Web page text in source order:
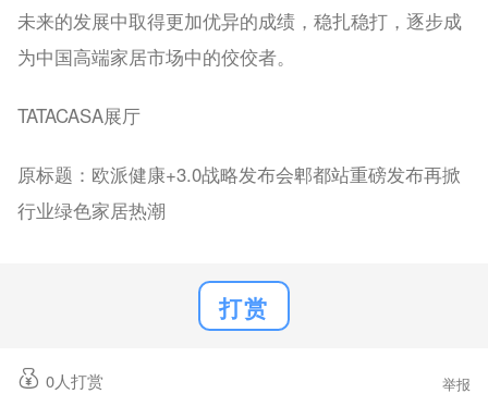
未来的发展中取得更加优异的成绩，稳扎稳打，逐步成
为中国高端家居市场中的佼佼者。
TATACASA展厅
原标题：欧派健康+3.0战略发布会郫都站重磅发布再掀
行业绿色家居热潮
打赏
0人打赏 举报